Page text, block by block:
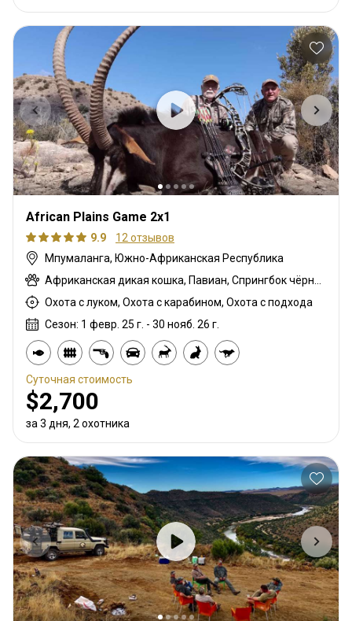
African Plains Game 2x1
9.9
12 отзывов
Мпумаланга, Южно-Африканская Республика
Охота с луком, Охота с карабином, Охота с подхода
Сезон: 1 февр. 25 г. - 30 нояб. 26 г.
Суточная стоимость
$2,700
за 3 дня, 2 охотника